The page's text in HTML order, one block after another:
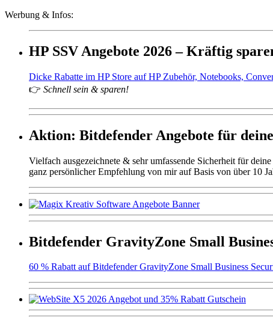
Werbung & Infos:
HP SSV Angebote 2026 – Kräftig
Dicke Rabatte im HP Store auf HP Zubehör, Notebooks,
👉 Schnell sein & sparen!
Aktion: Bitdefender Angebote für
Vielfach ausgezeichnete & sehr umfassende Sicherheit für
ganz persönlicher Empfehlung von mir auf Basis von über 10
Bitdefender GravityZone Small
60 % Rabatt auf Bitdefender GravityZone Small Business